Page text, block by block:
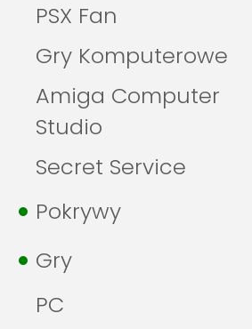
PSX Fan
Gry Komputerowe
Amiga Computer
Studio
Secret Service
Pokrywy
Gry
PC